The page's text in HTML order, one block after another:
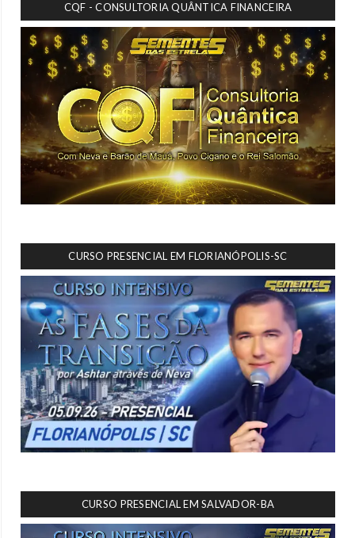
CQF - CONSULTORIA QUÂNTICA FINANCEIRA
CURSO PRESENCIAL EM FLORIANÓPOLIS-SC
CURSO PRESENCIAL EM SALVADOR-BA